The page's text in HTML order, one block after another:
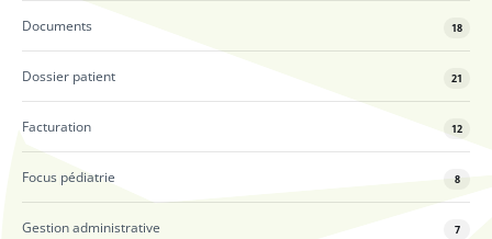
Documents 18
Dossier patient 21
Facturation 12
Focus pédiatrie 8
Gestion administrative 7